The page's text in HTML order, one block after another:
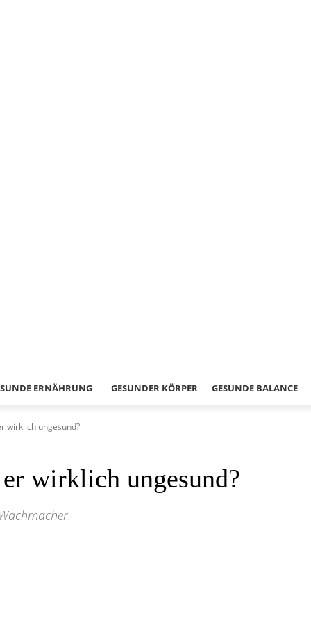
ERNÄHRUNG GESUNDER KÖRPER GESUNDE BALANCE
wirklich ungesund?
wirklich ungesund?